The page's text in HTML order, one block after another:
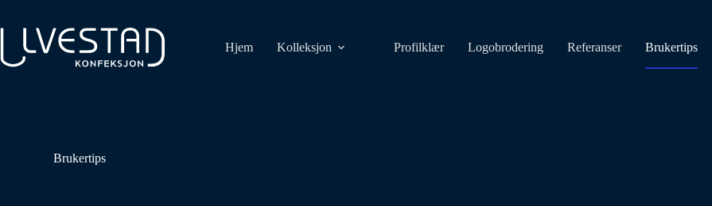
Hjem Kolleksjon Profilklær Logobrodering Referanser Brukertips
Brukertips